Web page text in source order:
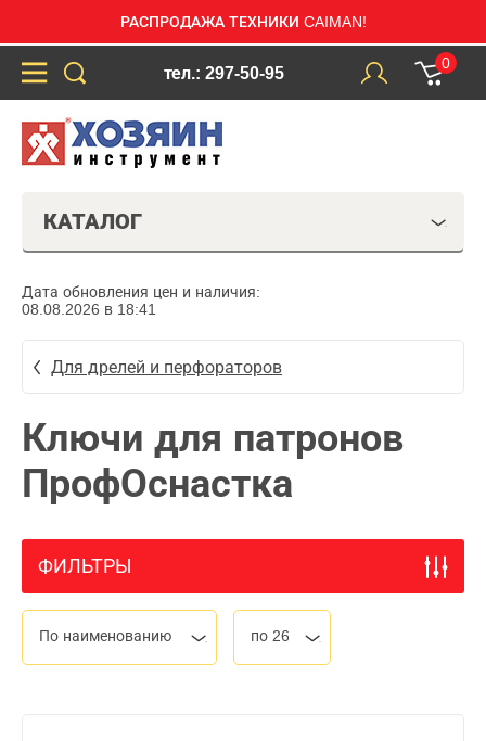
РАСПРОДАЖА ТЕХНИКИ CAIMAN!
тел.: 297-50-95
0
КАТАЛОГ
Дата обновления цен и наличия:
08.08.2026 в 18:41
Для дрелей и перфораторов
Ключи для патронов
ПрофОснастка
ФИЛЬТРЫ
По наименованию по 26